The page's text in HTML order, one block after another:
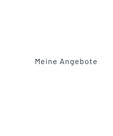
Meine Angebote